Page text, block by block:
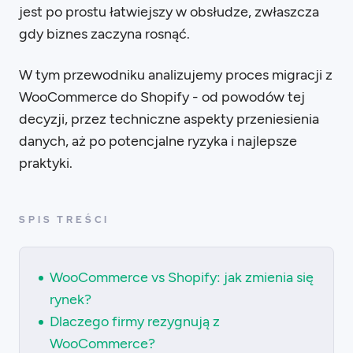
jest po prostu łatwiejszy w obsłudze, zwłaszcza
gdy biznes zaczyna rosnąć.
W tym przewodniku analizujemy proces migracji z
WooCommerce do Shopify - od powodów tej
decyzji, przez techniczne aspekty przeniesienia
danych, aż po potencjalne ryzyka i najlepsze
praktyki.
SPIS TREŚCI
WooCommerce vs Shopify: jak zmienia się
rynek?
Dlaczego firmy rezygnują z
WooCommerce?